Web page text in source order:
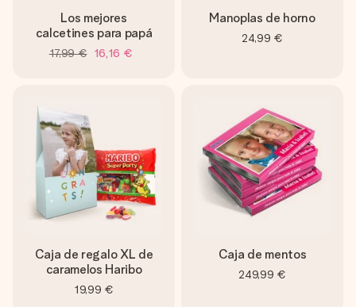
Los mejores
calcetines para papá
17,99 € 16,16 €
Manoplas de horno
24,99 €
Caja de regalo XL de
caramelos Haribo
19,99 €
Caja de mentos
249,99 €